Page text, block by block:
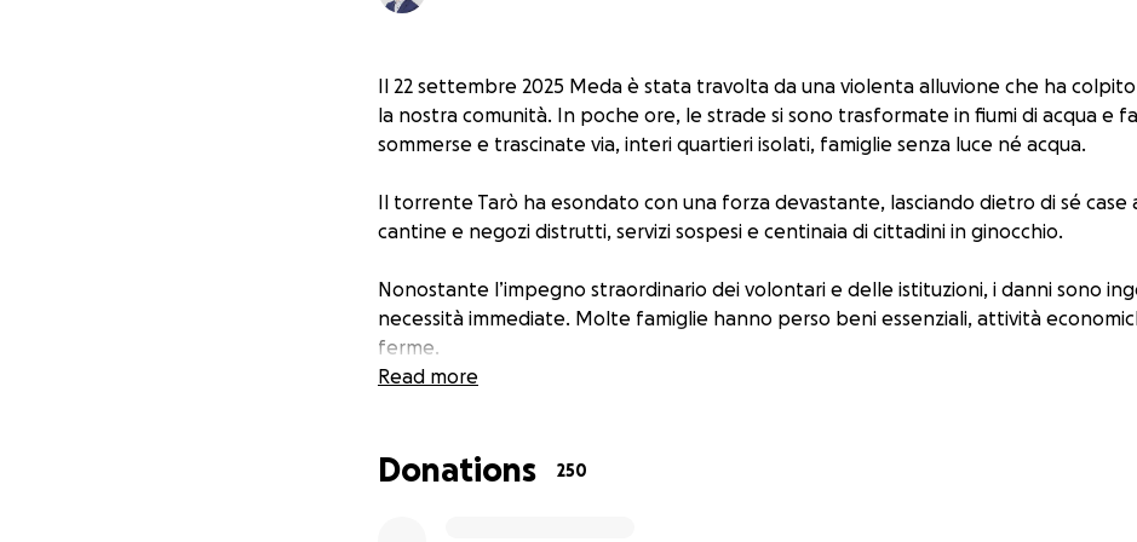
Il 22 settembre 2025 Meda è stata travolta da una violenta alluvione che ha
la nostra comunità. In poche ore, le strade si sono trasformate in fiumi di acqua e
sommerse e trascinate via, interi quartieri isolati, famiglie senza luce né acqua.
Il torrente Tarò ha esondato con una forza devastante, lasciando dietro di sé case
cantine e negozi distrutti, servizi sospesi e centinaia di cittadini in ginocchio.
Nonostante l’impegno straordinario dei volontari e delle istituzioni, i danni sono
necessità immediate. Molte famiglie hanno perso beni essenziali, attività
ferme.
Read more
Donations 250